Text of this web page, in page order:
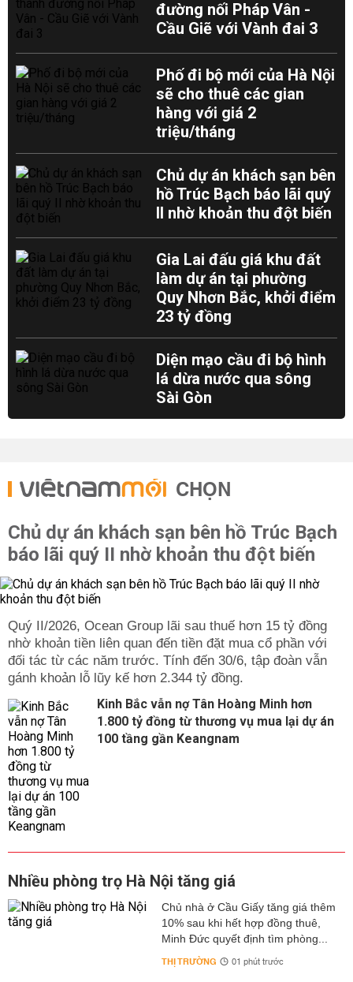
đường nối Pháp Vân -
Cầu Giẽ với Vành đai 3
Phố đi bộ mới của Hà Nội
sẽ cho thuê các gian
hàng với giá 2
triệu/tháng
Chủ dự án khách sạn bên
hồ Trúc Bạch báo lãi quý
II nhờ khoản thu đột biến
Gia Lai đấu giá khu đất
làm dự án tại phường
Quy Nhơn Bắc, khởi điểm
23 tỷ đồng
Diện mạo cầu đi bộ hình
lá dừa nước qua sông
Sài Gòn
CHỌN
Chủ dự án khách sạn bên hồ Trúc Bạch
báo lãi quý II nhờ khoản thu đột biến
Quý II/2026, Ocean Group lãi sau thuế hơn 15 tỷ đồng
nhờ khoản tiền liên quan đến tiền đặt mua cổ phần với
đối tác từ các năm trước. Tính đến 30/6, tập đoàn vẫn
gánh khoản lỗ lũy kế hơn 2.344 tỷ đồng.
Kinh Bắc vẫn nợ Tân Hoàng Minh hơn
1.800 tỷ đồng từ thương vụ mua lại dự án
100 tầng gần Keangnam
Nhiều phòng trọ Hà Nội tăng giá
Chủ nhà ở Cầu Giấy tăng giá thêm
10% sau khi hết hợp đồng thuê,
Minh Đức quyết định tìm phòng...
THỊ TRƯỜNG 01 phút trước